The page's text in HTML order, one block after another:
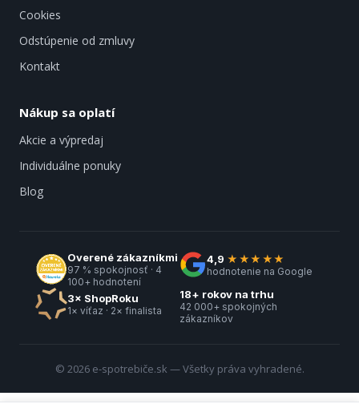
Cookies
Odstúpenie od zmluvy
Kontakt
Nákup sa oplatí
Akcie a výpredaj
Individuálne ponuky
Blog
Overené zákazníkmi
97 % spokojnosť · 4
100+ hodnotení
4,9 ★★★★★
hodnotenie na Google
3× ShopRoku
1× víťaz · 2× finalista
18+ rokov na trhu
42 000+ spokojných
zákazníkov
© 2026 e-spotrebiče.sk — Všetky práva vyhradené.